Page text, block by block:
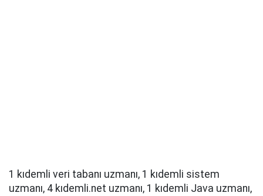
1 kıdemli veri tabanı uzmanı, 1 kıdemli sistem
uzmanı, 4 kıdemli.net uzmanı, 1 kıdemli Java uzmanı,